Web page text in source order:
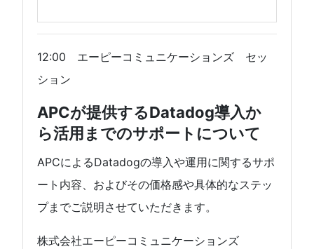
12:00 エーピーコミュニケーションズ セッ
ション
APCが提供するDatadog導入か
ら活用までのサポートについて
APCによるDatadogの導入や運用に関するサポ
ート内容、およびその価格感や具体的なステッ
プまでご説明させていただきます。
株式会社エーピーコミュニケーションズ